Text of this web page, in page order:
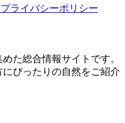
プライバシーポリシー
た総合情報サイトです。
ぴったりの自然をご紹介